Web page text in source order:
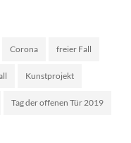
Corona freier Fall
Kunstprojekt
Tag der offenen Tür 2019